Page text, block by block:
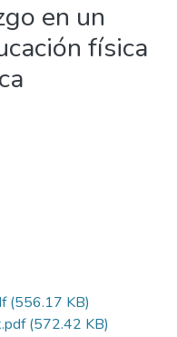
en un
física
(556.17 KB)
(572.42 KB)